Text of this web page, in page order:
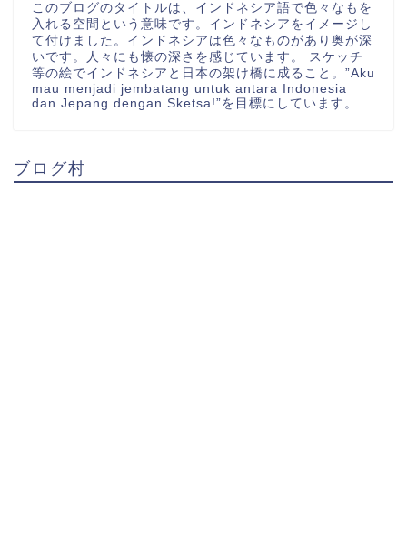
このブログのタイトルは、インドネシア語で色々なもを
入れる空間という意味です。インドネシアをイメージし
て付けました。インドネシアは色々なものがあり奥が深
いです。人々にも懐の深さを感じています。 スケッチ
等の絵でインドネシアと日本の架け橋に成ること。”Aku
mau menjadi jembatang untuk antara Indonesia
dan Jepang dengan Sketsa!”を目標にしています。
ブログ村